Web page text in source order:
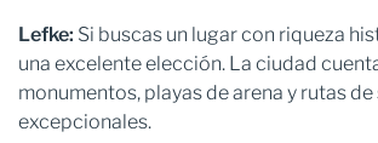
Lefke: Si buscas un lugar con riqueza
una excelente elección. La ciudad
monumentos, playas de arena y rutas
excepcionales.